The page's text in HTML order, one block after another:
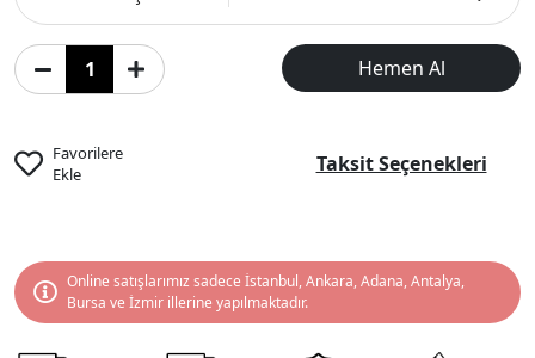
Hemen Al
Favorilere
Ekle
Taksit Seçenekleri
Online satışlarımız sadece İstanbul, Ankara, Adana, Antalya,
Bursa ve İzmir illerine yapılmaktadır.